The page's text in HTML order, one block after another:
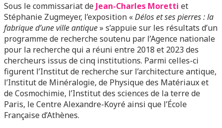
Sous le commissariat de Jean-Charles Moretti et
Stéphanie Zugmeyer, l’exposition «Délos et ses pierres : la
fabrique d’une ville antique» s’appuie sur les résultats d’un
programme de recherche soutenu par l’Agence nationale
pour la recherche qui a réuni entre 2018 et 2023 des
chercheurs issus de cinq institutions. Parmi celles-ci
figurent l’Institut de recherche sur l’architecture antique,
l’Institut de Minéralogie, de Physique des Matériaux et
de Cosmochimie, l’Institut des sciences de la terre de
Paris, le Centre Alexandre-Koyré ainsi que l’École
Française d’Athènes.